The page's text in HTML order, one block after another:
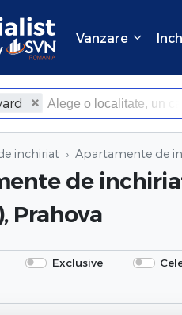
Vanzare
×Inchide
inchiriat Apartamente de
de
Prahova
Exclusive